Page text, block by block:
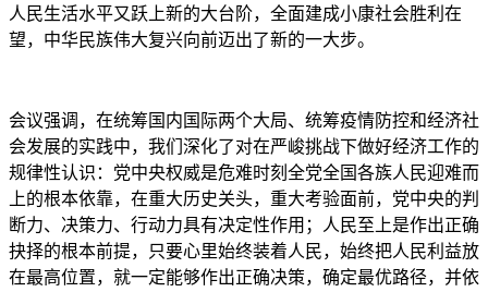
人民生活水平又跃上新的大台阶，全面建成小康社会胜利在
望，中华民族伟大复兴向前迈出了新的一大步。
会议强调，在统筹国内国际两个大局、统筹疫情防控和经济社
会发展的实践中，我们深化了对在严峻挑战下做好经济工作的
规律性认识：党中央权威是危难时刻全党全国各族人民迎难而
上的根本依靠，在重大历史关头，重大考验面前，党中央的判
断力、决策力、行动力具有决定性作用；人民至上是作出正确
抉择的根本前提，只要心里始终装着人民，始终把人民利益放
在最高位置，就一定能够作出正确决策，确定最优路径，并依